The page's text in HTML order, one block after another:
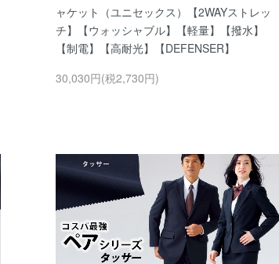
ャケット（ユニセックス）【2WAYストレッ
チ】【ウォッシャブル】【軽量】【撥水】
【制電】【高耐光】【DEFENSER】
30,030円(税2,730円)